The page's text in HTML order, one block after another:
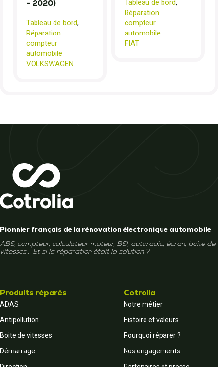
– 2020)
Tableau de bord,
Réparation
compteur
automobile
VOLKSWAGEN
Tableau de bord,
Réparation
compteur
automobile
FIAT
Pionnier français de la rénovation électronique automobile
ABS, compteur, calculateur moteur, BSI, autoradio, écran, boîte de
vitesses... Et si la réparation était la solution ?
Produits réparés
ADAS
Antipollution
Boite de vitesses
Démarrage
Cotrolia
Notre métier
Histoire et valeurs
Pourquoi réparer ?
Nos engagements